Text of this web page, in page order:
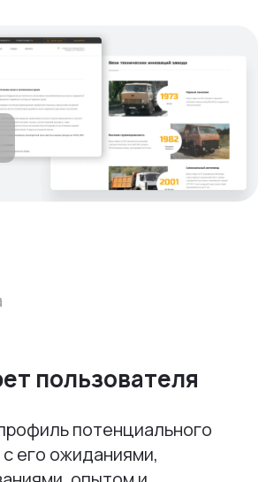
пользователя
потенциального
его ожиданиями,